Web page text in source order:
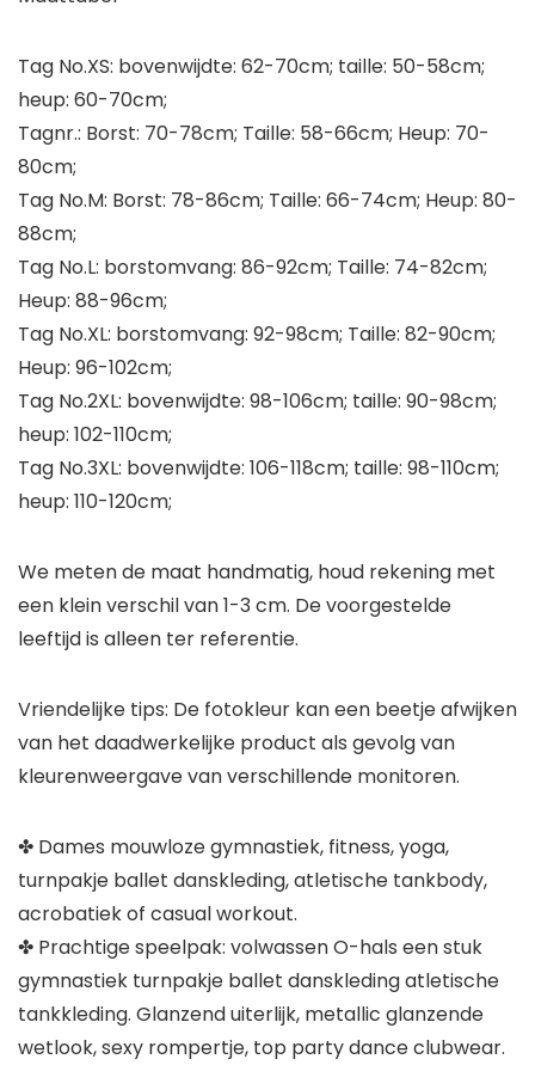
Tag No.XS: bovenwijdte: 62-70cm; taille: 50-58cm;
heup: 60-70cm;
Tagnr.: Borst: 70-78cm; Taille: 58-66cm; Heup: 70-
80cm;
Tag No.M: Borst: 78-86cm; Taille: 66-74cm; Heup: 80-
88cm;
Tag No.L: borstomvang: 86-92cm; Taille: 74-82cm;
Heup: 88-96cm;
Tag No.XL: borstomvang: 92-98cm; Taille: 82-90cm;
Heup: 96-102cm;
Tag No.2XL: bovenwijdte: 98-106cm; taille: 90-98cm;
heup: 102-110cm;
Tag No.3XL: bovenwijdte: 106-118cm; taille: 98-110cm;
heup: 110-120cm;
We meten de maat handmatig, houd rekening met
een klein verschil van 1-3 cm. De voorgestelde
leeftijd is alleen ter referentie.
Vriendelijke tips: De fotokleur kan een beetje afwijken
van het daadwerkelijke product als gevolg van
kleurenweergave van verschillende monitoren.
✤ Dames mouwloze gymnastiek, fitness, yoga,
turnpakje ballet danskleding, atletische tankbody,
acrobatiek of casual workout.
✤ Prachtige speelpak: volwassen O-hals een stuk
gymnastiek turnpakje ballet danskleding atletische
tankkleding. Glanzend uiterlijk, metallic glanzende
wetlook, sexy rompertje, top party dance clubwear.